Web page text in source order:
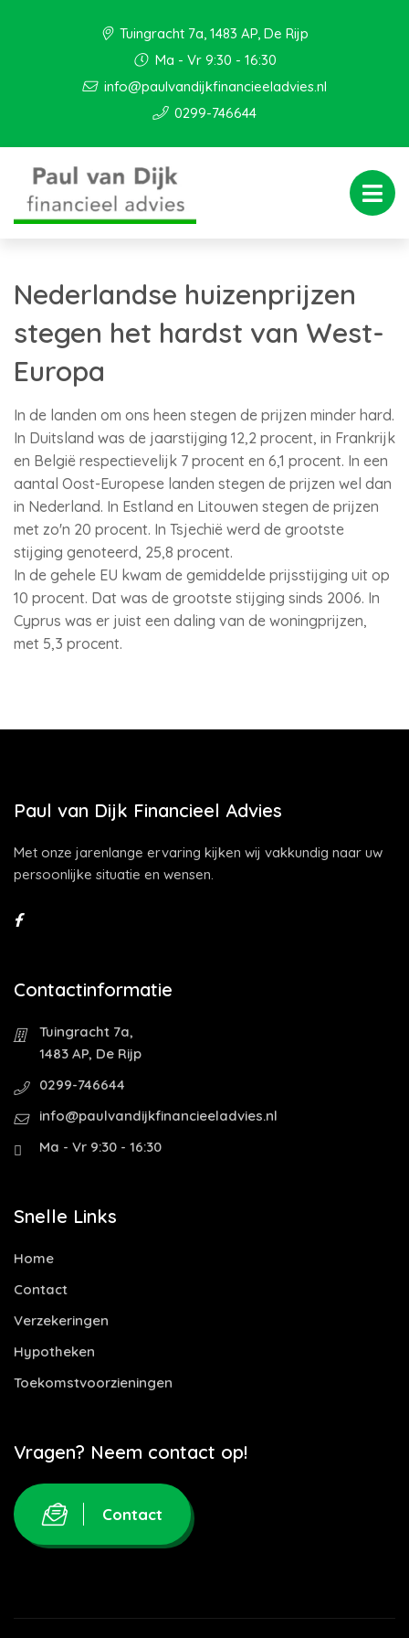
Tuingracht 7a, 1483 AP, De Rijp
Ma - Vr 9:30 - 16:30
info@paulvandijkfinancieeladvies.nl
0299-746644
Nederlandse huizenprijzen
stegen het hardst van West-
Europa
In de landen om ons heen stegen de prijzen minder hard.
In Duitsland was de jaarstijging 12,2 procent, in Frankrijk
en België respectievelijk 7 procent en 6,1 procent. In een
aantal Oost-Europese landen stegen de prijzen wel dan
in Nederland. In Estland en Litouwen stegen de prijzen
met zo'n 20 procent. In Tsjechië werd de grootste
stijging genoteerd, 25,8 procent.
In de gehele EU kwam de gemiddelde prijsstijging uit op
10 procent. Dat was de grootste stijging sinds 2006. In
Cyprus was er juist een daling van de woningprijzen,
met 5,3 procent.
Paul van Dijk Financieel Advies
Met onze jarenlange ervaring kijken wij vakkundig naar uw
persoonlijke situatie en wensen.
Contactinformatie
Tuingracht 7a,
1483 AP, De Rijp
0299-746644
info@paulvandijkfinancieeladvies.nl
Ma - Vr 9:30 - 16:30
Snelle Links
Home
Contact
Verzekeringen
Hypotheken
Toekomstvoorzieningen
Vragen? Neem contact op!
Contact